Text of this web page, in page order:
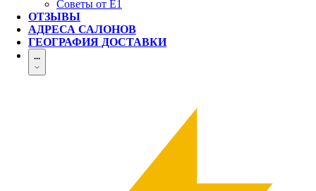
Советы от Е1
ОТЗЫВЫ
АДРЕСА САЛОНОВ
ГЕОГРАФИЯ ДОСТАВКИ
...